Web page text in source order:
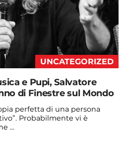
UNCATEGORIZED
e Pupi, Salvatore
di Finestre sul Mondo
perfetta di una persona
Probabilmente vi è
...